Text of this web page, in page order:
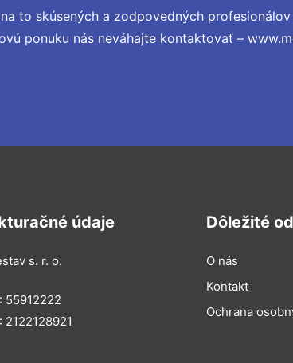
to skúsených a zodpovedných profesionálov
ponuku nás neváhajte kontaktovať –
údaje
s. r. o.
55912222
2122128921
Dôležité
O nás
Kontakt
Ochrana